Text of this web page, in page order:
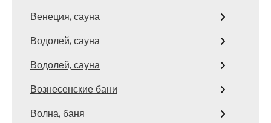
Венеция, сауна
Водолей, сауна
Водолей, сауна
Вознесенские бани
Волна, баня